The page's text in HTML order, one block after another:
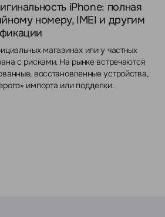
iPhone: полная
номеру, IMEI и другим
магазинах или у частных
с рисками. На рынке встречаются
восстановленные устройства,
импорта или подделки.